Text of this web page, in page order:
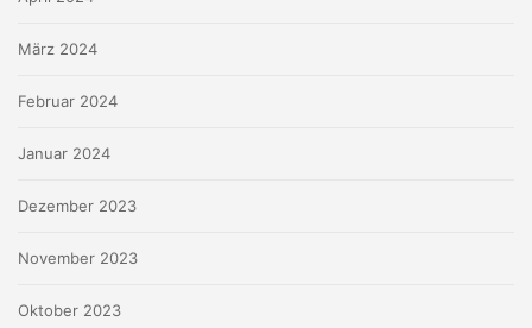
März 2024
Februar 2024
Januar 2024
Dezember 2023
November 2023
Oktober 2023